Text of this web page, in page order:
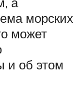
морских
может
и об этом